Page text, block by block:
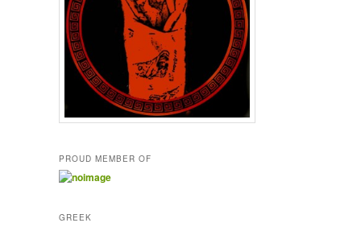
PROUD MEMBER OF
GREEK